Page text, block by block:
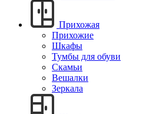
Прихожая
Прихожие
Шкафы
Тумбы для обуви
Скамьи
Вешалки
Зеркала